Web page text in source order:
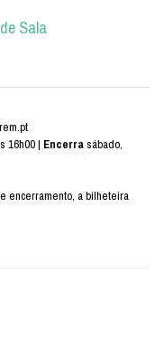
Sala
16h00| Encerra sábado,
encerramento, a bilheteira